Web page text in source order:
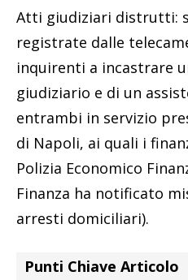
Atti giudiziari distrutti:
registrate dalle
inquirenti a incastrare
giudiziario e di un
entrambi in servizio
di Napoli, ai quali i
Polizia Economico
Finanza ha notificato
arresti domiciliari).
Punti Chiave Articolo